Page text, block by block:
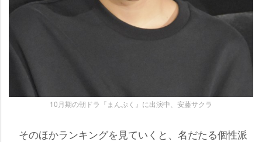
10月期の朝ドラ『まんぷく』に出演中、安藤サクラ
そのほかランキングを見ていくと、名だたる個性派